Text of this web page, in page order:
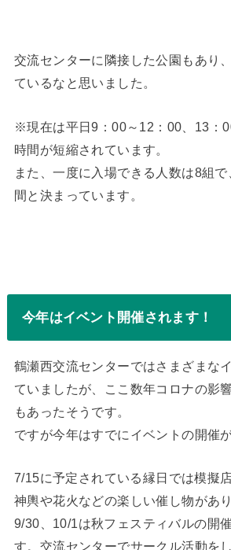
交流センターに隣接した公園もあり
ているなと思いました。
※現在は平日9：00～12：00、13：
時間が短縮されています。
また、一度に入場できる人数は8組
間と決まっています。
今年はイベント開催されます！
鶴瀬西交流センターではさまざまな
ていましたが、ここ数年コロナの影
もあったそうです。
ですが今年はすでにイベントの開催
7/15に予定されている縁日では模擬
神輿や花火などの楽しい催し物があり
9/30、10/1は秋フェスティバルの開
す。交流センターでサークル活動を